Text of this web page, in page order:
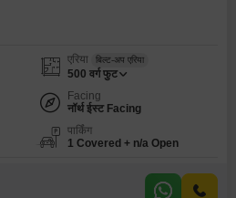
एरिया बिल्ट-अप एरिया
500 वर्ग फुट
Facing
नॉर्थ ईस्ट Facing
पार्किंग
1 Covered + n/a Open